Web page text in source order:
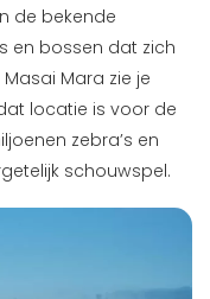
de bekende
en bossen dat zich
Mara zie je
locatie is voor de
zebra’s en
schouwspel.